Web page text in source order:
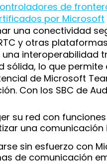
de
por Microsoft
una conectividad
y otras
interoperabilidad
sólida, lo que
de Microsoft
Con los SBC de
su red con
una comunicación
sin esfuerzo con
de comunicación